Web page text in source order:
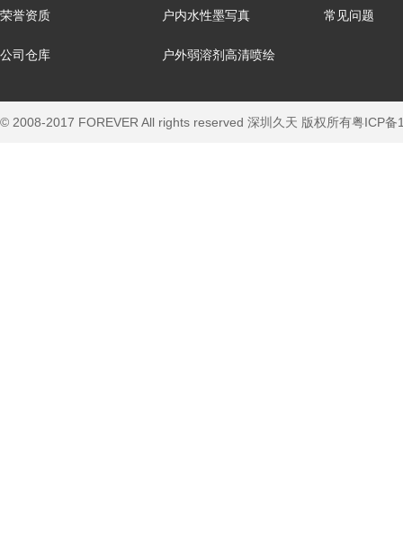
荣誉资质
公司仓库
户内水性墨写真
户外弱溶剂高清喷绘
常见问题
© 2008-2017 FOREVER All rights reserved 深圳久天 版权所有粤ICP备